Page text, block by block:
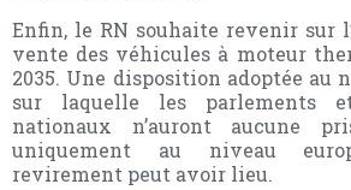
Enfin, le RN souhaite revenir sur
vente des véhicules à moteur
2035. Une disposition adoptée au
sur laquelle les parlements
nationaux n’auront aucune
uniquement au niveau
revirement peut avoir lieu.